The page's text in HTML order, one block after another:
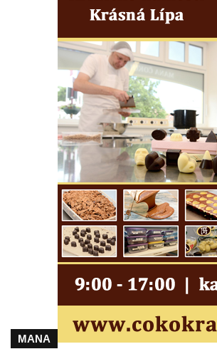
Pamětní deska na biskupské rezidenci v
Pamětní deska Josefa Hloucha na
biskupské rezidenci v Českých
Budějovicích
Socha žáby u rybníčku na Náměstí v
Kamenném Újezdě
Pamětní kámen družebních obcí Kamenný
Újezd a Krauchthal v parku na Náměstí v
Kamenném Újezdě
Socha na náměstí J. V. Kamarýta ve
Velešíně
Pomník J. V. Kamarýta v Krumlovské ulici ve
Pamětní deska arcibiskupa Micara ve
Plastika Koule v Gutenbergově ulici v
MANA